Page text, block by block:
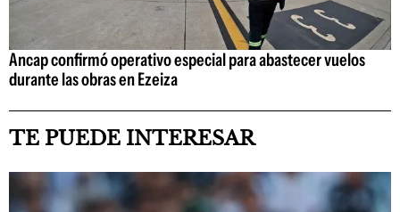
Ancap confirmó operativo especial para abastecer vuelos
durante las obras en Ezeiza
TE PUEDE INTERESAR